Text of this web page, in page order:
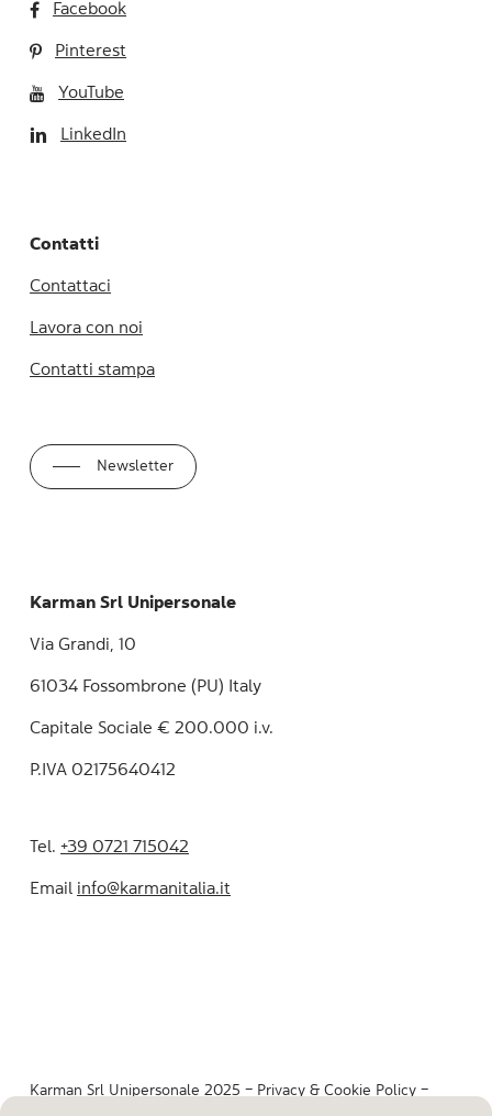
Facebook
Pinterest
YouTube
LinkedIn
Contatti
Contattaci
Lavora con noi
Contatti stampa
Newsletter
Karman Srl Unipersonale
Via Grandi, 10
61034 Fossombrone (PU) Italy
Capitale Sociale € 200.000 i.v.
P.IVA 02175640412
Tel.+39 0721 715042
Email info@karmanitalia.it
Karman Srl Unipersonale 2025 – Privacy & Cookie Policy–